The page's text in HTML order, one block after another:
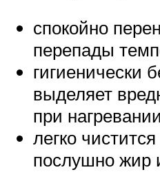
спокойно
перепады
гигиенически
выделяет
при
легко
послушно жир